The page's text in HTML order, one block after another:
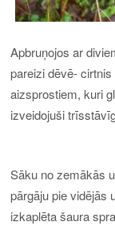
Apbruņojos ar
pareizi dēvē-
aizsprostiem, kuri
izveidojuši
Sāku no zemākās
pārgāju pie vidējās
izkaplēta šaura